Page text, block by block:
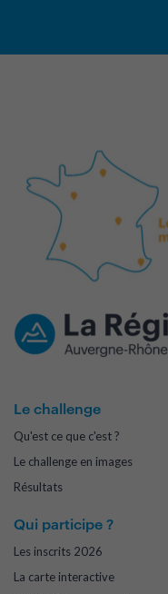
Le challenge
Qu'est ce que c'est ?
Le challenge en images
Résultats
Qui participe ?
Les inscrits 2026
La carte interactive